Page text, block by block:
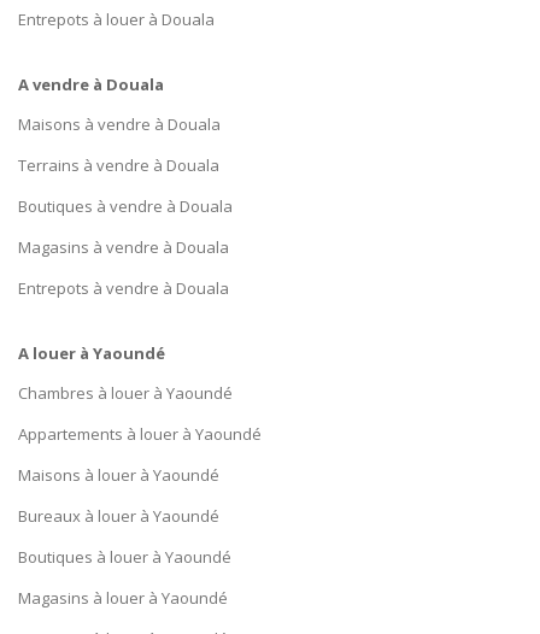
Entrepots à louer à Douala
A vendre à Douala
Maisons à vendre à Douala
Terrains à vendre à Douala
Boutiques à vendre à Douala
Magasins à vendre à Douala
Entrepots à vendre à Douala
A louer à Yaoundé
Chambres à louer à Yaoundé
Appartements à louer à Yaoundé
Maisons à louer à Yaoundé
Bureaux à louer à Yaoundé
Boutiques à louer à Yaoundé
Magasins à louer à Yaoundé